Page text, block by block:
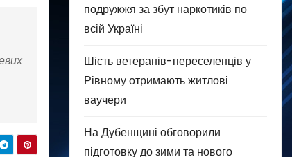
подружжя за збут наркотиків по
всій Україні
Шість ветеранів-переселенців у
Рівному отримають житлові
ваучери
На Дубенщині обговорили
підготовку до зими та нового